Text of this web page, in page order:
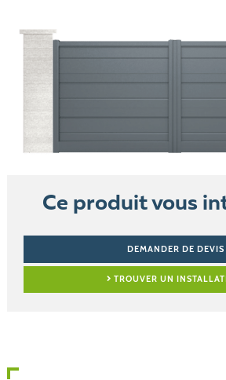
Ce produit vous
DEMANDER DE DEVIS
TROUVER UN